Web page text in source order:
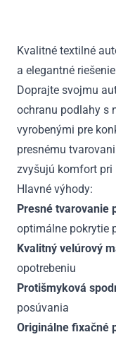
Kvalitné textilné
a elegantné
Doprajte svojmu
ochranu podlahy s
vyrobenými pre
presnému
zvyšujú komfort pri
Hlavné výhody:
Presné tvarovanie
optimálne pokrytie
Kvalitný velúrový
opotrebeniu
Protišmyková
posúvania
Originálne fixačné